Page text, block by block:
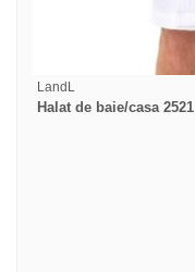
LandL
Halat de baie/casa 2521